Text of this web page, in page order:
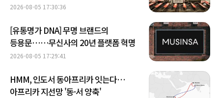
2026-08-05 17:30:36
[유통명가 DNA] 무명 브랜드의
등용문……무신사의 20년 플랫폼 혁명
2026-08-05 17:29:41
HMM, 인도서 동아프리카 잇는다…
아프리카 지선망 '동·서 양축'